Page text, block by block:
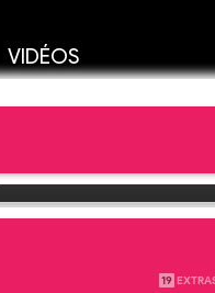
VIDÉOS
19